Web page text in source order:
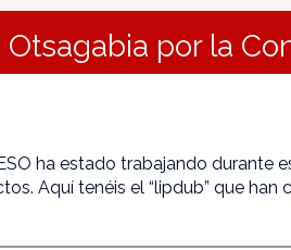
por la
ha estado trabajando durante
Aquí tenéis el “lipdub” que